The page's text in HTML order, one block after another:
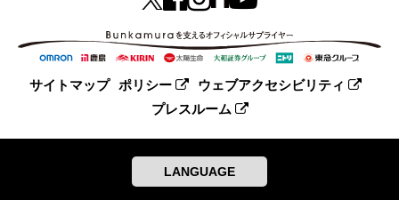
サイトマップ ポリシー
ウェブアクセシビリティ
プレスルーム
LANGUAGE